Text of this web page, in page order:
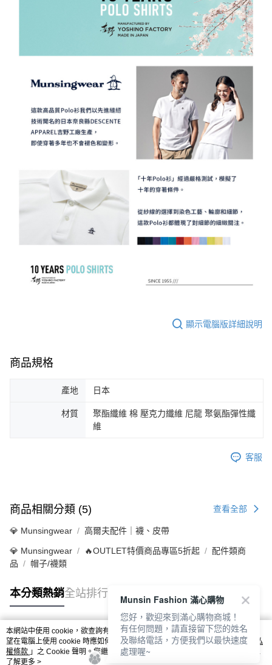
顯示電腦版詳細說明
商品規格
產地 日本
材質
聚酯纖維 棉 壓克力纖維 尼龍 聚氨酯彈性纖
維
客服
商品相關分類 (5) 查看全部
💎 Munsingwear 高爾夫配件｜襪、皮帶
💎 Munsingwear 🔥OUTLET特價商品專區5折起
配件類商
品
帽子/襪類
本分類熱銷全站排行
熱門標籤
本網站中使用 cookie，欲查詢有關本網站使用 cookie 方式之詳情，及若您不希
望在電腦上使用 cookie 時應如何變更電腦的 cookie 設定，請參閱本網站「
隱私
權條款 」之 Cookie 聲明。您繼續使用本網站即表示您同意本公司得按本網站使
用條款之 Cookie 聲明使用 cookie。
了解更多 >
Munsin Fashion 滿心購物
您好，歡迎來到滿心購物商城！
有任何問題，請直接留下您的姓名
及聯絡電話，方便我們以最快速度
處理喔~